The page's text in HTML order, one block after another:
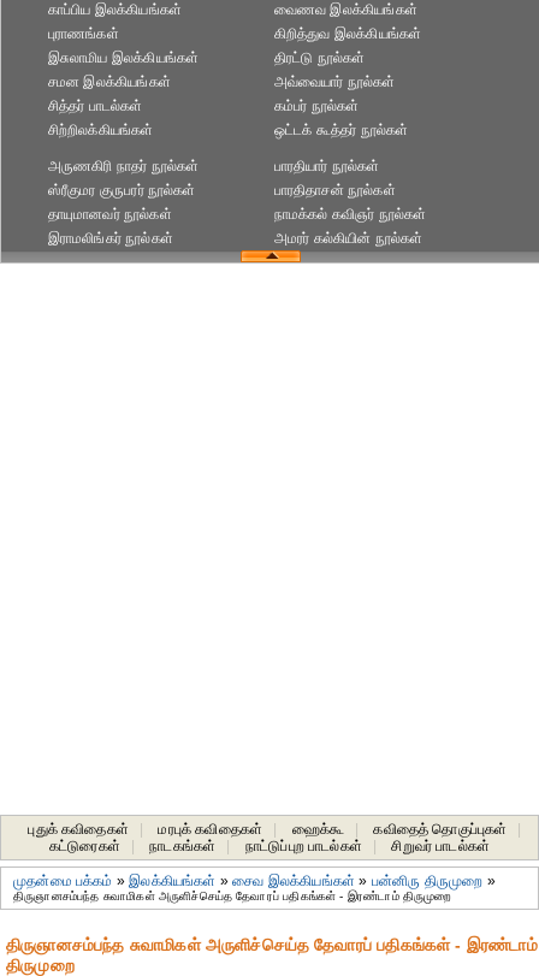
காப்பிய இலக்கியங்கள்
புராணங்கள்
வைணவ இலக்கியங்கள்
கிறித்துவ இலக்கியங்கள்
இசுலாமிய இலக்கியங்கள்
சமன இலக்கியங்கள்
சித்தர் பாடல்கள்
சிற்றிலக்கியங்கள்
திரட்டு நூல்கள்
அவ்வையார் நூல்கள்
கம்பர் நூல்கள்
ஒட்டக் கூத்தர் நூல்கள்
அருணகிரி நாதர் நூல்கள்
ஸ்ரீகுமர குருபரர் நூல்கள்
தாயுமானவர் நூல்கள்
இராமலிங்கர் நூல்கள்
பாரதியார் நூல்கள்
பாரதிதாசன் நூல்கள்
நாமக்கல் கவிஞர் நூல்கள்
அமரர் கல்கியின் நூல்கள்
புதுக் கவிதைகள் மரபுக் கவிதைகள் ஹைக்கூ கவிதைத் தொகுப்புகள்
கட்டுரைகள்
நாடகங்கள் நாட்டுப்புற பாடல்கள் சிறுவர் பாடல்கள்
முதன்மை பக்கம் »இலக்கியங்கள் »சைவ இலக்கியங்கள் » பன்னிரு திருமுறை »
திருஞானசம்பந்த சுவாமிகள் அருளிச்செய்த தேவாரப் பதிகங்கள் - இரண்டாம் திருமுறை
திருஞானசம்பந்த சுவாமிகள் அருளிச்செய்த தேவாரப் பதிகங்கள் - இரண்டாம்
திருமுறை